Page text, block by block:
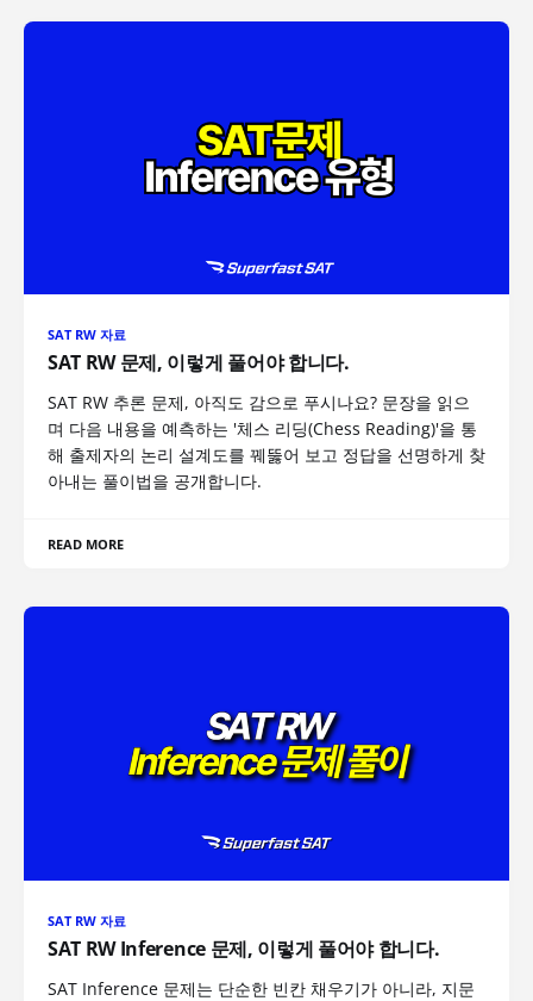
SAT RW 자료
SAT RW 문제, 이렇게 풀어야 합니다.
SAT RW 추론 문제, 아직도 감으로 푸시나요? 문장을 읽으
며 다음 내용을 예측하는 '체스 리딩(Chess Reading)'을 통
해 출제자의 논리 설계도를 꿰뚫어 보고 정답을 선명하게 찾
아내는 풀이법을 공개합니다.
READ MORE
SAT RW 자료
SAT RW Inference 문제, 이렇게 풀어야 합니다.
SAT Inference 문제는 단순한 빈칸 채우기가 아니라, 지문